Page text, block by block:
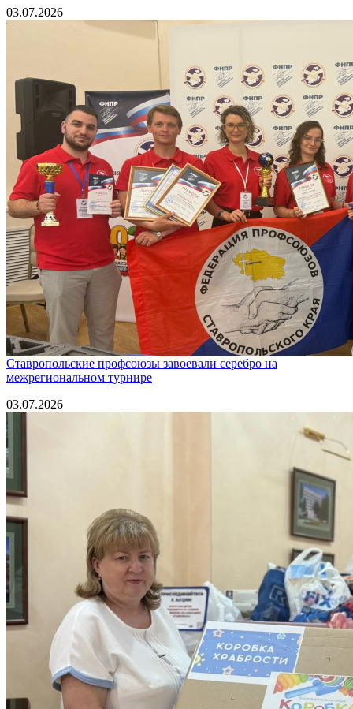
03.07.2026
Ставропольские профсоюзы завоевали серебро на
межрегиональном турнире
03.07.2026